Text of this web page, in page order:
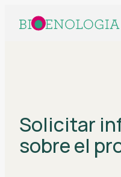
Solicitar
sobre el